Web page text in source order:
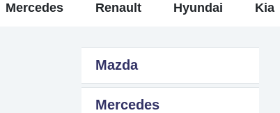
Mercedes Renault Hyundai Kia
Mazda
Mercedes